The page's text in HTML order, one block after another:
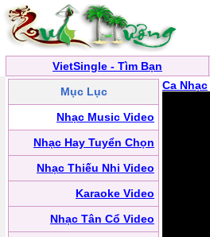
VietSingle - Tìm Bạn
Mục Lục
Nhạc Music Video
Nhạc Hay Tuyển Chọn
Nhạc Thiếu Nhi Video
Karaoke Video
Nhạc Tân Cổ Video
Ca Nhạc